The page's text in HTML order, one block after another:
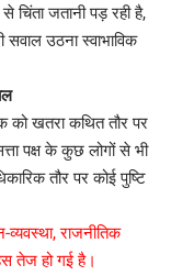
चिंता जतानी पड़ रही है,
उठना स्वाभाविक
को खतरा कथित तौर पर
पक्ष के कुछ लोगों से भी
तौर पर कोई पुष्टि
राजनीतिक
तेज हो गई है।